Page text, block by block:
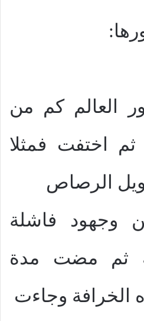
العالم كم من
اختفت فمثلا
الرصاص
وجهود فاشلة
ثم مضت مدة
الخرافة وجاءت